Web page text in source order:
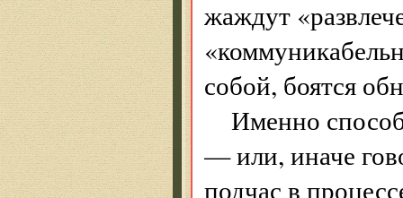
жаждут
собой, боятся
Именно
— или, иначе
подчас в